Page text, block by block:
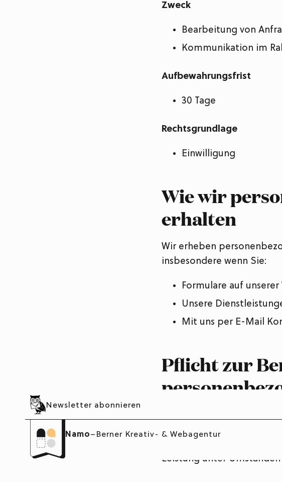
Newsletter abonnieren
Namo– Berner Kreativ- & Webagentur
Zweck
Bearbeitung von
Kommunikation im
Aufbewahrungsfrist
30 Tage
Rechtsgrundlage
Einwilligung
Wie wir
erhalten
Wir erheben
insbesondere wenn Sie:
Formulare auf
Unsere
Mit uns per E-Mail
Pflicht zur
gesetzlich oder
Leistung unter